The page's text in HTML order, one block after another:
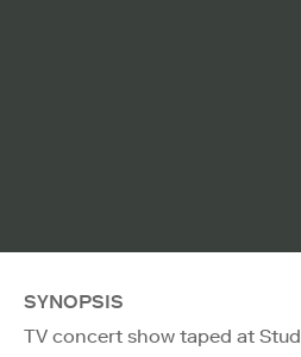
SYNOPSIS
TV concert show taped at